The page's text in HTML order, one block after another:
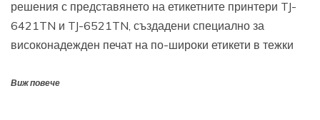
решения с представянето на етикетните принтери TJ-
6421TN и TJ-6521TN, създадени специално за
високонадежден печат на по-широки етикети в тежки
Виж повече